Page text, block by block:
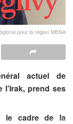
pour la région MENA
actuel de
l’Irak, prend ses
le cadre de la